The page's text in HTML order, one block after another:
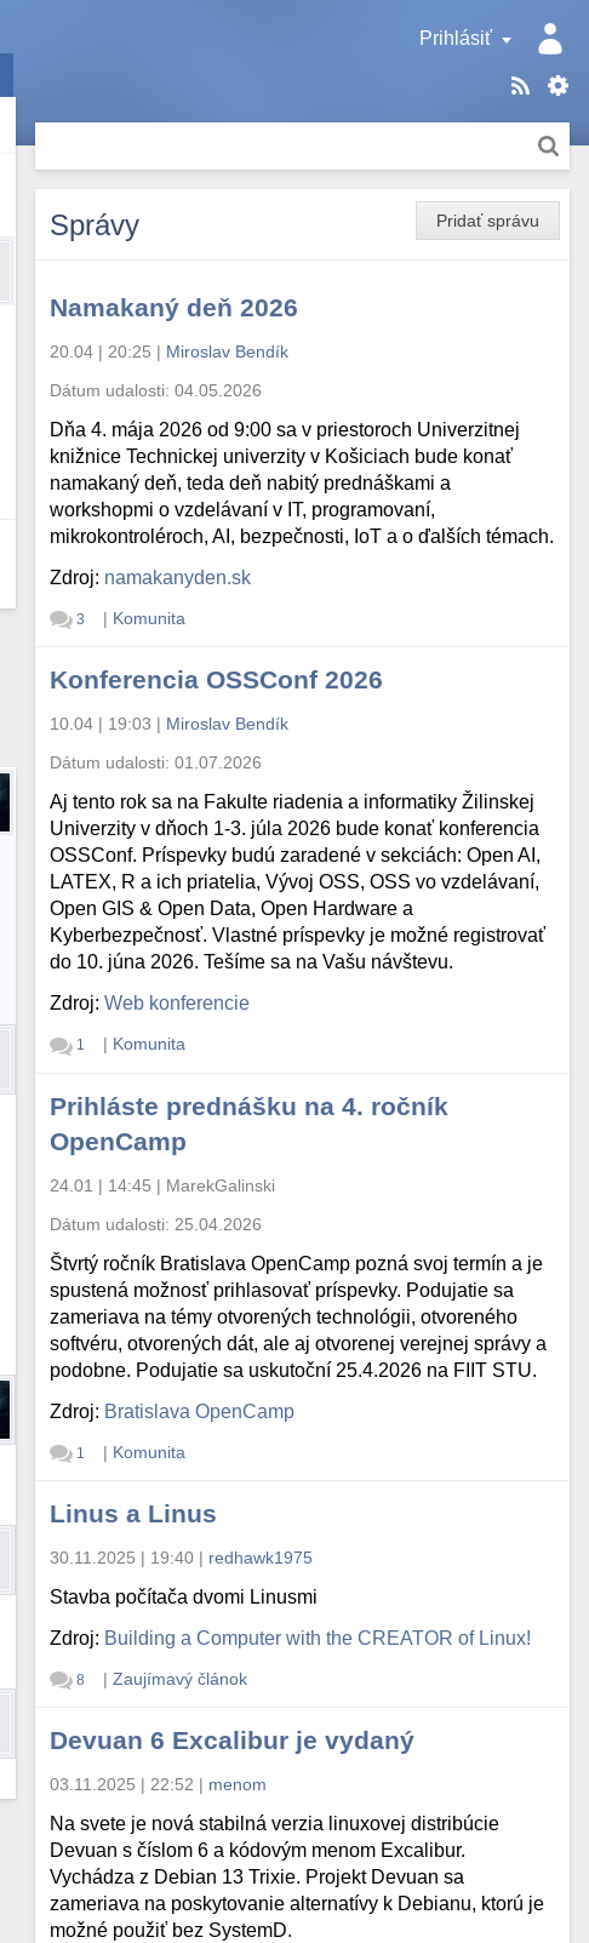
Prihlásiť
Pridať správu
Správy
Namakaný deň 2026
20.04 | 20:25 | Miroslav Bendík
Dátum udalosti:04.05.2026
Dňa 4. mája 2026 od 9:00 sa v priestoroch Univerzitnej
knižnice Technickej univerzity v Košiciach bude konať
namakaný deň, teda deň nabitý prednáškami a
workshopmi o vzdelávaní v IT, programovaní,
mikrokontroléroch, AI, bezpečnosti, IoT a o ďalších témach.
Zdroj: namakanyden.sk
3 | Komunita
Konferencia OSSConf 2026
10.04 | 19:03 | Miroslav Bendík
Dátum udalosti:01.07.2026
Aj tento rok sa na Fakulte riadenia a informatiky Žilinskej
Univerzity v dňoch 1-3. júla 2026 bude konať konferencia
OSSConf. Príspevky budú zaradené v sekciách: Open AI,
LATEX, R a ich priatelia, Vývoj OSS, OSS vo vzdelávaní,
Open GIS & Open Data, Open Hardware a
Kyberbezpečnosť. Vlastné príspevky je možné registrovať
do 10. júna 2026. Tešíme sa na Vašu návštevu.
Zdroj:Web konferencie
1 | Komunita
Prihláste prednášku na 4. ročník
OpenCamp
24.01 | 14:45 | MarekGalinski
Dátum udalosti: 25.04.2026
Štvrtý ročník Bratislava OpenCamp pozná svoj termín a je
spustená možnosť prihlasovať príspevky. Podujatie sa
zameriava na témy otvorených technológii, otvoreného
softvéru, otvorených dát, ale aj otvorenej verejnej správy a
podobne. Podujatie sa uskutoční 25.4.2026 na FIIT STU.
Zdroj: Bratislava OpenCamp
1 | Komunita
Linus a Linus
30.11.2025 | 19:40 | redhawk1975
Stavba počítača dvomi Linusmi
Zdroj: Building a Computer with the CREATOR of Linux!
8 | Zaujímavý článok
Devuan 6 Excalibur je vydaný
03.11.2025 | 22:52 | menom
Na svete je nová stabilná verzia linuxovej distribúcie
Devuan s číslom 6 a kódovým menom Excalibur.
Vychádza z Debian 13 Trixie. Projekt Devuan sa
zameriava na poskytovanie alternatívy k Debianu, ktorú je
možné použiť bez SystemD.